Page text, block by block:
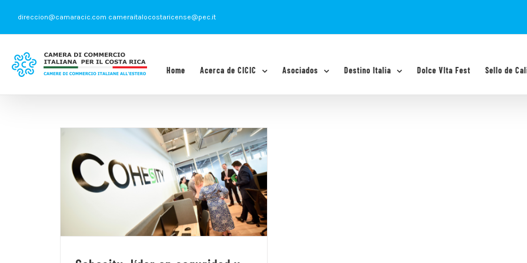
contenido
direccion@camaracic.com cameraitalocostaricense@pec.it
Home Acerca de CICIC Asociados Destino Italia Dolce VIta Fest Sello de